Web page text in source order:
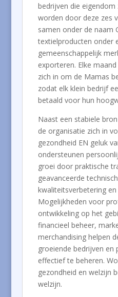
bedrijven die eigendom
worden door deze zes
samen onder de naam
textielproducten onder
gemeenschappelijk
exporteren. Elke
zich in om de Mamas
zodat elk klein bedrijf
betaald voor hun
Naast een stabiele
de organisatie zich in
gezondheid EN geluk
ondersteunen
groei door praktische
geavanceerde
kwaliteitsverbetering
Mogelijkheden voor
ontwikkeling op het
financieel beheer,
merchandising helpen
groeiende bedrijven en
effectief te beheren.
gezondheid en welzijn
welzijn.